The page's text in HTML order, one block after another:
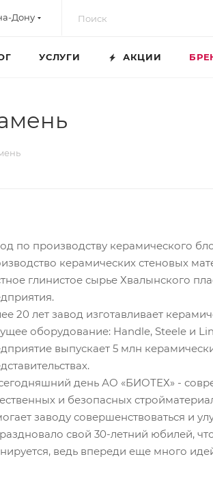
Дону
УСЛУГИ АКЦИИ
по производству керамического
керамических стеновых
глинистое сырье Хвалынского
20 лет завод изготавливает
оборудование: Handle, Steele и
выпускает 5 млн
день АО «БИОТЕХ» -
и безопасных
заводу совершенствоваться и
свой 30-летний юбилей,
ведь впереди еще много